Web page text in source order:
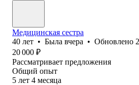
Медицинская сестра
40 лет • Была вчера • Обновлено
20 000 ₽
Рассматривает предложения
Общий опыт
5 лет 4 месяца